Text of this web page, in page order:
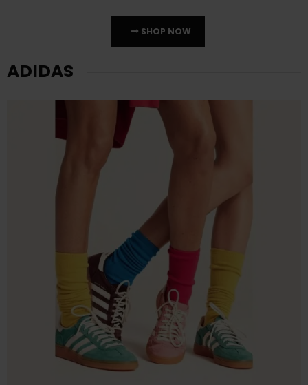
SHOP NOW
ADIDAS